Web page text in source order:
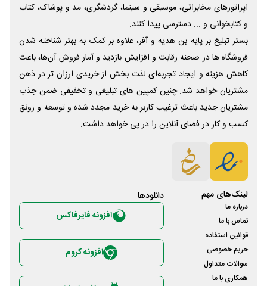
اپراتورهای مخابراتی، موسیقی و سینما، گردشگری، مد و پوشاک، کتاب
و کتابخوانی و ... دسترسی پیدا کنند.
بستر تبلیغ بر پایه بن هدیه و آفر، علاوه بر کمک به بهتر شناخته شدن
فروشگاه ها در صحنه رقابت و افزایش بازدید و آمار فروش آن‌ها، باعث
کاهش هزینه و ایجاد تجربه‌ای لذت بخش از خریدی ارزان تر در ذهن
مشتریان خواهد شد. چنین کمپین های تبلیغی و تخفیفی ضمن جذب
مشتریان جدید باعث ترغیب کاربر به خرید مجدد شده و توسعه و رونق
کسب و کار در فضای آنلاین را در پی خواهد داشت.
لینک‌های مهم
درباره ما
تماس با ما
قوانین استفاده
حریم خصوصی
سوالات متداول
همکاری با ما
دانلود‌ها
افزونه فایرفاکس
افزونه کروم